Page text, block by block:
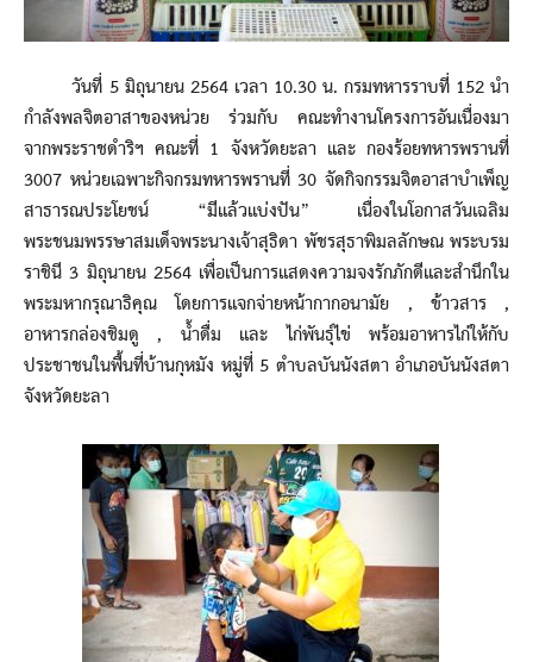
วันที่ 5 มิถุนายน 2564 เวลา 10.30 น. กรมทหารราบที่ 152 นำ
กำลังพลจิตอาสาของหน่วย ร่วมกับ คณะทำงานโครงการอันเนื่องมา
จากพระราชดำริฯ คณะที่ 1 จังหวัดยะลา และ กองร้อยทหารพรานที่
3007 หน่วยเฉพาะกิจกรมทหารพรานที่ 30 จัดกิจกรรมจิตอาสาบำเพ็ญ
สาธารณประโยชน์ “มีแล้วแบ่งปัน” เนื่องในโอกาสวันเฉลิม
พระชนมพรรษาสมเด็จพระนางเจ้าสุธิดา พัชรสุธาพิมลลักษณ พระบรม
ราชินี 3 มิถุนายน 2564 เพื่อเป็นการแสดงความจงรักภักดีและสำนึกใน
พระมหากรุณาธิคุณ โดยการแจกจ่ายหน้ากากอนามัย , ข้าวสาร ,
อาหารกล่องชิมดู , น้ำดื่ม และ ไก่พันธุ์ไข่ พร้อมอาหารไก่ให้กับ
ประชาชนในพื้นที่บ้านกุหมัง หมู่ที่ 5 ตำบลบันนังสตา อำเภอบันนังสตา
จังหวัดยะลา